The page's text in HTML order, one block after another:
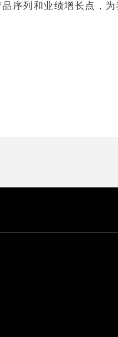
序列和业绩增长点，